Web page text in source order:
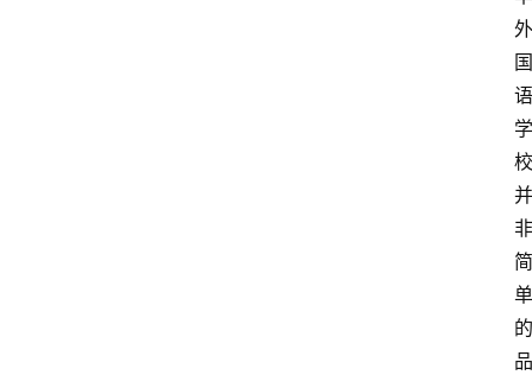
外
国
语
学
校
并
非
简
单
的
品